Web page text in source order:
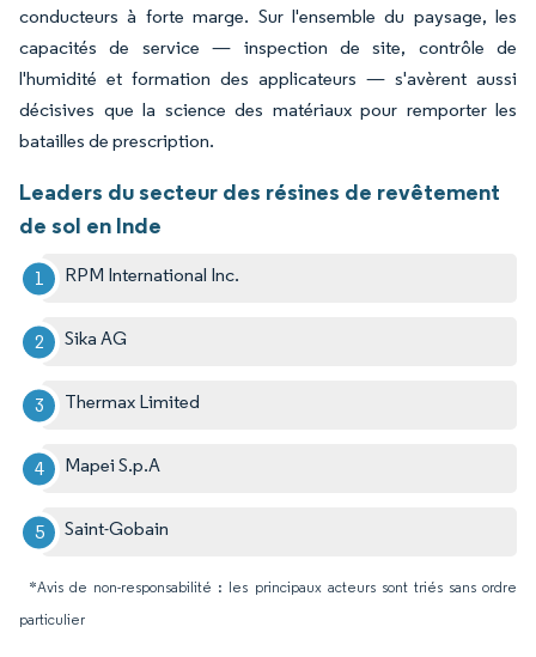
conducteurs à forte marge. Sur l'ensemble du paysage, les
capacités de service — inspection de site, contrôle de
l'humidité et formation des applicateurs — s'avèrent aussi
décisives que la science des matériaux pour remporter les
batailles de prescription.
Leaders du secteur des résines de revêtement
de sol en Inde
RPM International Inc.
Sika AG
Thermax Limited
Mapei S.p.A
Saint-Gobain
*Avis de non-responsabilité : les principaux acteurs sont triés sans ordre
particulier